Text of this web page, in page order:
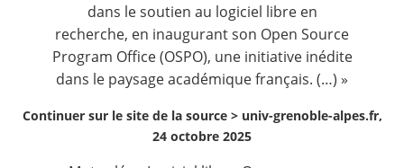
dans le soutien au logiciel libre en
recherche, en inaugurant son Open Source
Program Office (OSPO), une initiative inédite
dans le paysage académique français. (…) »
Continuer sur le site de la source > univ-grenoble-alpes.fr,
24 octobre 2025